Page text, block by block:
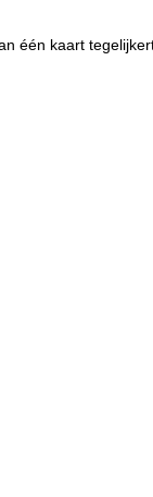
één kaart